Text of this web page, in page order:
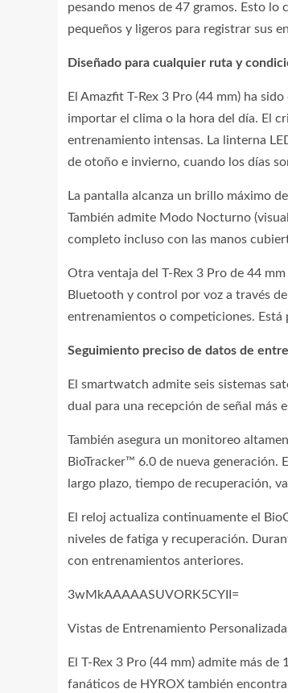
pesando menos de 47 gramos. Esto
pequeños y ligeros para registrar sus
Diseñado para cualquier ruta y
El Amazfit T-Rex 3 Pro (44 mm) ha
importar el clima o la hora del día. El
entrenamiento intensas. La linterna
de otoño e invierno, cuando los días
La pantalla alcanza un brillo máximo
También admite Modo Nocturno
completo incluso con las manos
Otra ventaja del T-Rex 3 Pro de 44
Bluetooth y control por voz a través
entrenamientos o competiciones. Está
Seguimiento preciso de datos de
El smartwatch admite seis sistemas
dual para una recepción de señal más
También asegura un monitoreo
BioTracker™ 6.0 de nueva generación.
largo plazo, tiempo de recuperación,
El reloj actualiza continuamente el
niveles de fatiga y recuperación.
con entrenamientos anteriores.
3wMkAAAAASUVORK5CYII=
Vistas de Entrenamiento
El T-Rex 3 Pro (44 mm) admite más
fanáticos de HYROX también